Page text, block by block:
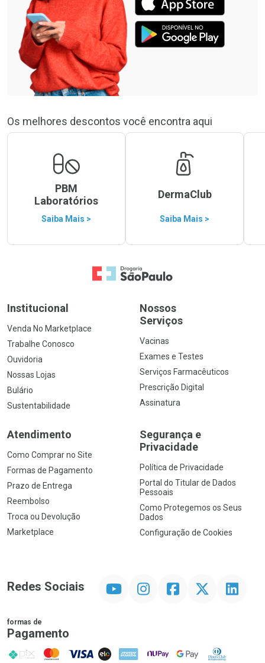
Os melhores descontos você encontra aqui
PBM
Laboratórios
Saiba Mais >
DermaClub
Saiba Mais >
Ir para a Home
Institucional
Venda No Marketplace
Trabalhe Conosco
Ouvidoria
Nossas Lojas
Bulário
Sustentabilidade
Nossos
Serviços
Vacinas
Exames e Testes
Serviços Farmacêuticos
Prescrição Digital
Assinatura
Atendimento
Como Comprar no Site
Formas de Pagamento
Prazo de Entrega
Reembolso
Troca ou Devolução
Marketplace
Segurança e
Privacidade
Política de Privacidade
Portal do Titular de Dados
Pessoais
Como Protegemos os Seus
Dados
Configuração de Cookies
Redes Sociais InstagramFacebookTwitter Linkedin
formas de
Pagamento
PIX MasterCard
VISA ELO AMEX NuPay Google PayDiners Club